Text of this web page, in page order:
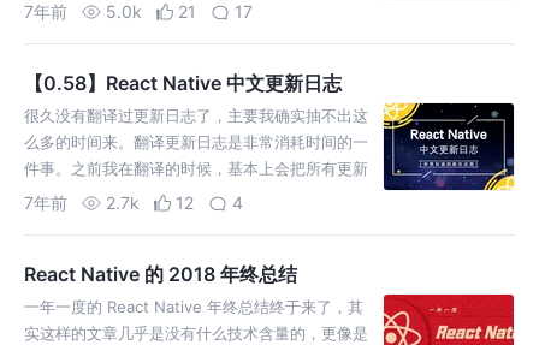
间…
7年前 5.0k 21 17
【0.58】React Native 中文更新日志
很久没有翻译过更新日志了，主要我确实抽不出这
么多的时间来。翻译更新日志是非常消耗时间的一
件事。之前我在翻译的时候，基本上会把所有更新
内容都看一遍，不只是列表里的内容，而是每个
更新日志…
7年前 2.7k 12 4
React Native 的 2018 年终总结
一年一度的 React Native 年终总结终于来了，其
实这样的文章几乎是没有什么技术含量的，更像是